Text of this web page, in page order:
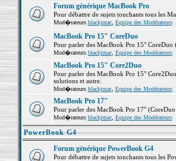
Forum générique MacBook Pro
Pour débattre de sujets touchants tous les
Mod�rateurs blackjmac, Equipe des Modérateurs
MacBook Pro 15" CoreDuo
Pour parler des MacBook Pro 15"
Mod�rateurs blackjmac, Equipe des Modérateurs
MacBook Pro 15" Core2Duo
Pour parler des MacBook Pro 15"
solutions et autre.
Mod�rateurs blackjmac, Equipe des Modérateurs
MacBook Pro 17"
Pour parler des MacBook Pro 17"
Mod�rateurs blackjmac, Equipe des Modérateurs
PowerBook G4
Forum générique PowerBook G4
Pour débattre de sujets touchants tous les